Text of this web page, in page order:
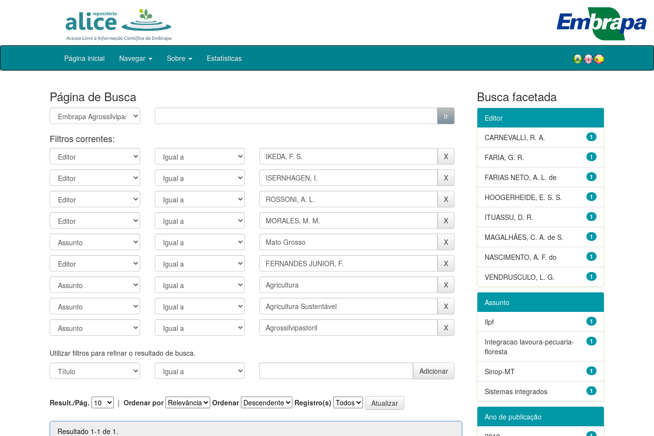
Skip
Página inicial Navegar Sobre Estatísticas
Página de Busca
Filtros correntes:
Utilizar filtros para refinar o resultado de busca.
Result./Pág. | Ordenar por Ordenar Registro(s)
Resultado 1-1 de 1.
Busca facetada
Editor
1
CARNEVALLI, R. A.
1
FARIA, G. R.
1
FARIAS NETO, A. L. de
1
HOOGERHEIDE, E. S. S.
1
ITUASSU, D. R.
1
MAGALHÃES, C. A. de S.
1
NASCIMENTO, A. F. do
1
VENDRUSCULO, L. G.
Assunto
1
Ilpf
1
Integracao lavoura-pecuaria-
floresta
1
Sinop-MT
1
Sistemas integrados
Ano de publicação